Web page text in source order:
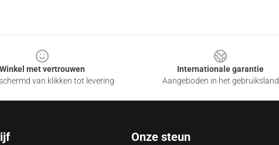
Winkel met vertrouwen
van klikken tot levering
Internationale garantie
Aangeboden in het gebruiksland
Onze steun